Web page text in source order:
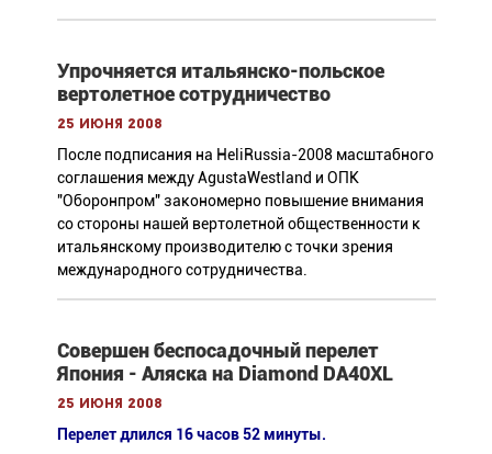
Упрочняется итальянско-польское
вертолетное сотрудничество
25 июня 2008
После подписания на HeliRussia-2008 масштабного
соглашения между AgustaWestland и ОПК
"Оборонпром" закономерно повышение внимания
со стороны нашей вертолетной общественности к
итальянскому производителю с точки зрения
международного сотрудничества.
Совершен беспосадочный перелет
Япония - Аляска на Diamond DA40XL
25 июня 2008
Перелет длился 16 часов 52 минуты.